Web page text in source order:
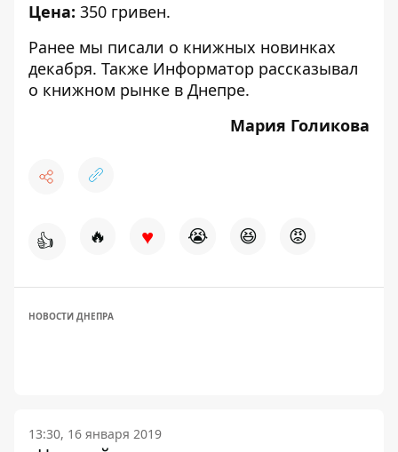
Цена: 350 гривен.
Ранее мы писали о книжных новинках
декабря. Также Информатор рассказывал
о книжном рынке в Днепре.
Мария Голикова
👍 🔥 ♥ 😭 😆 😡
НОВОСТИ ДНЕПРА
13:30, 16 января 2019